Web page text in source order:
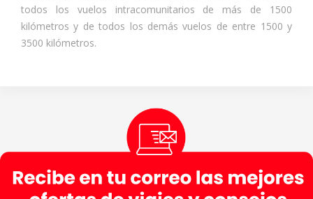
todos los vuelos intracomunitarios de más de 1500
kilómetros y de todos los demás vuelos de entre 1500 y
3500 kilómetros.